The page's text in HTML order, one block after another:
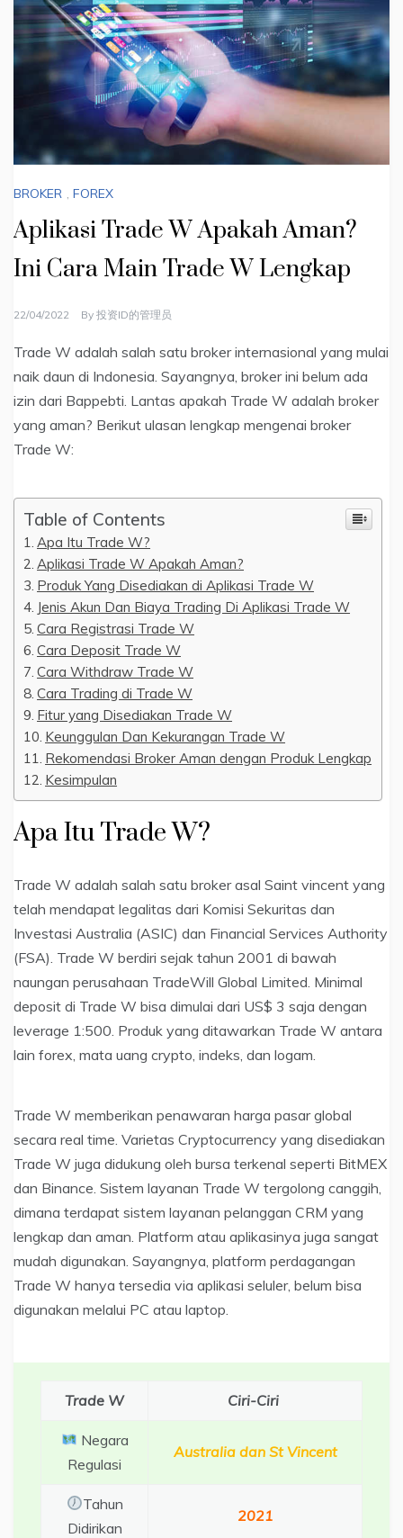
BROKER , FOREX
Aplikasi Trade W Apakah Aman?
Ini Cara Main Trade W Lengkap
22/04/2022 By 投资ID的管理员
Trade W adalah salah satu broker internasional yang mulai
naik daun di Indonesia. Sayangnya, broker ini belum ada
izin dari Bappebti. Lantas apakah Trade W adalah broker
yang aman? Berikut ulasan lengkap mengenai broker
Trade W:
Table of Contents
Apa Itu Trade W?
Aplikasi Trade W Apakah Aman?
Produk Yang Disediakan di Aplikasi Trade W
Jenis Akun Dan Biaya Trading Di Aplikasi Trade W
Cara Registrasi Trade W
Cara Deposit Trade W
Cara Withdraw Trade W
Cara Trading di Trade W
Fitur yang Disediakan Trade W
Keunggulan Dan Kekurangan Trade W
Rekomendasi Broker Aman dengan Produk Lengkap
Kesimpulan
Apa Itu Trade W?
Trade W adalah salah satu broker asal Saint vincent yang
telah mendapat legalitas dari Komisi Sekuritas dan
Investasi Australia (ASIC) dan Financial Services Authority
(FSA). Trade W berdiri sejak tahun 2001 di bawah
naungan perusahaan TradeWill Global Limited. Minimal
deposit di Trade W bisa dimulai dari US$ 3 saja dengan
leverage 1:500. Produk yang ditawarkan Trade W antara
lain forex, mata uang crypto, indeks, dan logam.
Trade W memberikan penawaran harga pasar global
secara real time. Varietas Cryptocurrency yang disediakan
Trade W juga didukung oleh bursa terkenal seperti BitMEX
dan Binance. Sistem layanan Trade W tergolong canggih,
dimana terdapat sistem layanan pelanggan CRM yang
lengkap dan aman. Platform atau aplikasinya juga sangat
mudah digunakan. Sayangnya, platform perdagangan
Trade W hanya tersedia via aplikasi seluler, belum bisa
digunakan melalui PC atau laptop.
Trade W Ciri-Ciri
Negara
Regulasi
Australia dan St Vincent
Tahun
Didirikan
2021